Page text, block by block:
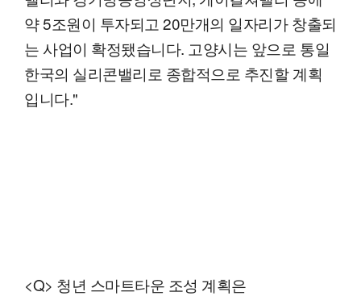
약 5조원이 투자되고 20만개의 일자리가 창출되
는 사업이 확정됐습니다. 고양시는 앞으로 통일
한국의 실리콘밸리로 종합적으로 추진할 계획
입니다."
<Q> 청년 스마트타운 조성 계획은